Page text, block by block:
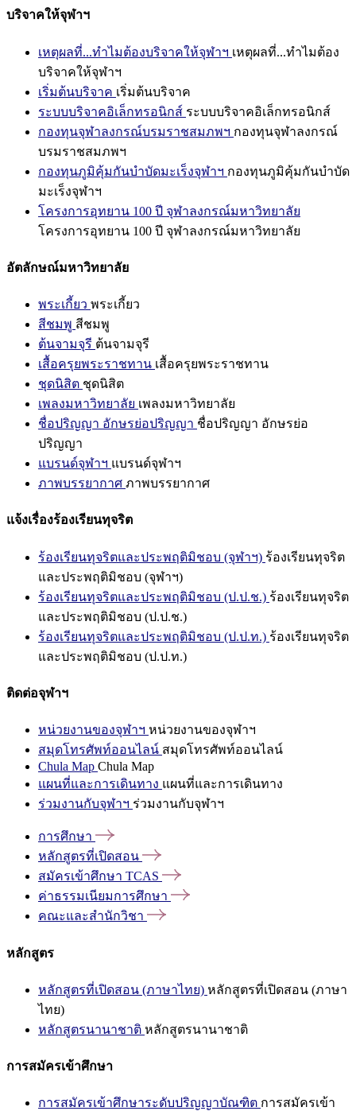
บริจาคให้จุฬาฯ
เหตุผลที่...ทำไมต้องบริจาคให้จุฬาฯ เหตุผลที่...ทำไมต้อง
บริจาคให้จุฬาฯ
เริ่มต้นบริจาค เริ่มต้นบริจาค
ระบบบริจาคอิเล็กทรอนิกส์ ระบบบริจาคอิเล็กทรอนิกส์
กองทุนจุฬาลงกรณ์บรมราชสมภพฯ กองทุนจุฬาลงกรณ์
บรมราชสมภพฯ
กองทุนภูมิคุ้มกันบำบัดมะเร็งจุฬาฯ กองทุนภูมิคุ้มกันบำบัด
มะเร็งจุฬาฯ
โครงการอุทยาน 100 ปี จุฬาลงกรณ์มหาวิทยาลัย
โครงการอุทยาน 100 ปี จุฬาลงกรณ์มหาวิทยาลัย
อัตลักษณ์มหาวิทยาลัย
พระเกี้ยว พระเกี้ยว
สีชมพู สีชมพู
ต้นจามจุรี ต้นจามจุรี
เสื้อครุยพระราชทาน เสื้อครุยพระราชทาน
ชุดนิสิต ชุดนิสิต
เพลงมหาวิทยาลัย เพลงมหาวิทยาลัย
ชื่อปริญญา อักษรย่อปริญญา ชื่อปริญญา อักษรย่อ
ปริญญา
แบรนด์จุฬาฯ แบรนด์จุฬาฯ
ภาพบรรยากาศ ภาพบรรยากาศ
แจ้งเรื่องร้องเรียนทุจริต
ร้องเรียนทุจริตและประพฤติมิชอบ (จุฬาฯ) ร้องเรียนทุจริต
และประพฤติมิชอบ (จุฬาฯ)
ร้องเรียนทุจริตและประพฤติมิชอบ (ป.ป.ช.) ร้องเรียนทุจริต
และประพฤติมิชอบ (ป.ป.ช.)
ร้องเรียนทุจริตและประพฤติมิชอบ (ป.ป.ท.) ร้องเรียนทุจริต
และประพฤติมิชอบ (ป.ป.ท.)
ติดต่อจุฬาฯ
หน่วยงานของจุฬาฯ หน่วยงานของจุฬาฯ
สมุดโทรศัพท์ออนไลน์ สมุดโทรศัพท์ออนไลน์
Chula Map Chula Map
แผนที่และการเดินทาง แผนที่และการเดินทาง
ร่วมงานกับจุฬาฯ ร่วมงานกับจุฬาฯ
การศึกษา
หลักสูตรที่เปิดสอน
สมัครเข้าศึกษา TCAS
ค่าธรรมเนียมการศึกษา
คณะและสำนักวิชา
หลักสูตร
หลักสูตรที่เปิดสอน (ภาษาไทย) หลักสูตรที่เปิดสอน (ภาษา
ไทย)
หลักสูตรนานาชาติ หลักสูตรนานาชาติ
การสมัครเข้าศึกษา
การสมัครเข้าศึกษาระดับปริญญาบัณฑิต การสมัครเข้า